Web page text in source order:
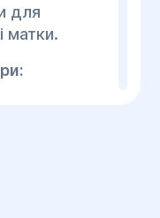
для
матки.